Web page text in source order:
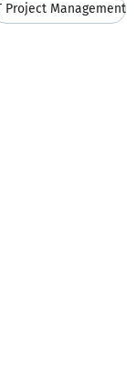
Project Management